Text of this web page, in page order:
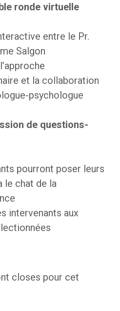
ronde virtuelle
entre le Pr.
Salgon
et la collaboration
psychologue
de questions-
pourront poser leurs
le chat de la
intervenants aux
closes pour cet